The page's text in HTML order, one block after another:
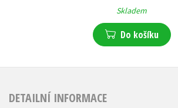
Skladem
Do košíku
DETAILNÍ INFORMACE